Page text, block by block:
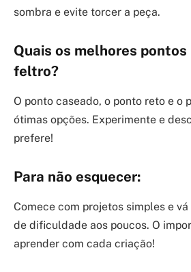
sombra e evite torcer a peça.
Quais os melhores
feltro?
O ponto caseado, o ponto reto e o
ótimas opções. Experimente e
prefere!
Para não esquecer:
Comece com projetos simples e
de dificuldade aos poucos. O
aprender com cada criação!